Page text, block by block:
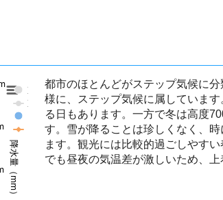
降水量（mm）
東京の降水量
東京の気温
アンマンの降水量
アンマンの気温
都市のほとんどがステップ気候に
様に、ステップ気候に属していま
る日もあります。一方で冬は高度
す。雪が降ることは珍しくなく、
ます。観光には比較的過ごしやす
でも昼夜の気温差が激しいため、上